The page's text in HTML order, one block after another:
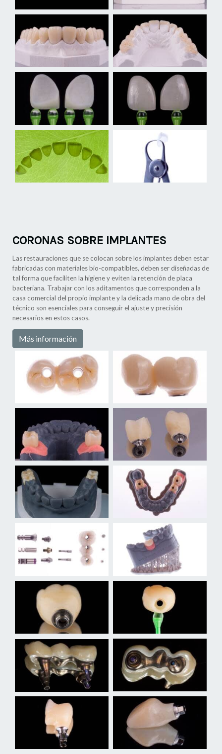
CORONAS SOBRE IMPLANTES
Las restauraciones que se colocan sobre los implantes deben estar
fabricadas con materiales bio-compatibles, deben ser diseñadas de
tal forma que faciliten la higiene y eviten la retención de placa
bacteriana. Trabajar con los aditamentos que corresponden a la
casa comercial del propio implante y la delicada mano de obra del
técnico son esenciales para conseguir el ajuste y precisión
necesarios en estos casos.
Más información